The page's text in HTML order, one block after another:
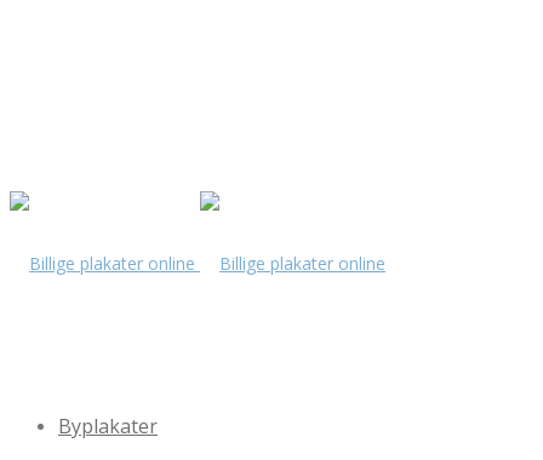
Byplakater